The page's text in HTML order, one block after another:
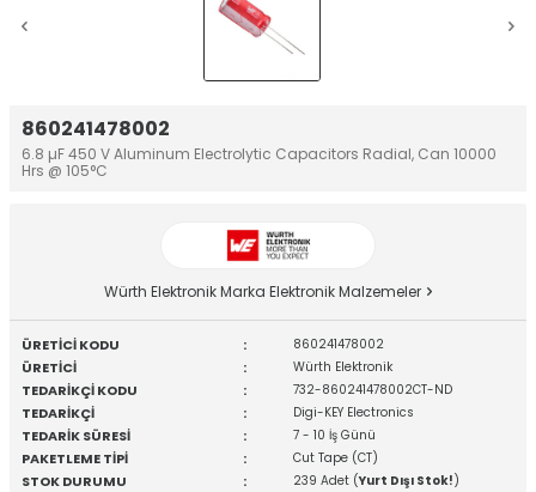
860241478002
6.8 µF 450 V Aluminum Electrolytic Capacitors Radial, Can 10000
Hrs @ 105°C
Würth Elektronik Marka Elektronik Malzemeler
ÜRETİCİ KODU : 860241478002
ÜRETİCİ : Würth Elektronik
TEDARİKÇİ KODU : 732-860241478002CT-ND
TEDARİKÇİ : Digi-KEY Electronics
TEDARİK SÜRESİ : 7 - 10 İş Günü
PAKETLEME TİPİ : Cut Tape (CT)
STOK DURUMU : 239 Adet (Yurt Dışı Stok!)